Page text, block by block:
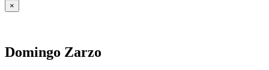
×
Domingo Zarzo